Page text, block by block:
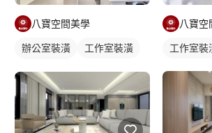
八寶空間美學
辦公室裝潢
工作室裝潢
八寶空
工作室裝